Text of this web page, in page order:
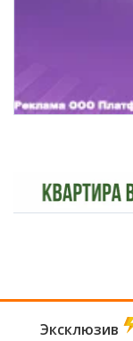
Эксклюзив